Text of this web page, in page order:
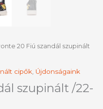
20 Fiú szandál szupinált
cipők Újdonságaink
szupinált /22-